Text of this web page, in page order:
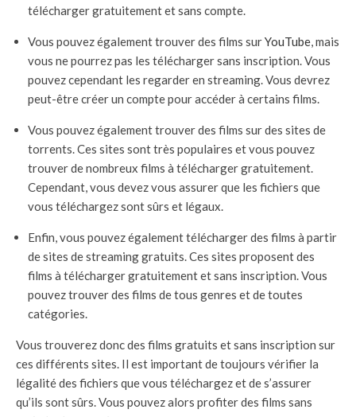
télécharger gratuitement et sans compte.
Vous pouvez également trouver des films surYouTube, mais
vous ne pourrez pas les télécharger sans inscription. Vous
pouvez cependant les regarder en streaming. Vous devrez
peut-être créer un compte pour accéder à certains films.
Vous pouvez également trouver des films sur des sites de
torrents. Ces sites sont très populaires et vous pouvez
trouver de nombreux films à télécharger gratuitement.
Cependant, vous devez vous assurer que les fichiers que
vous téléchargez sont sûrs et légaux.
Enfin, vous pouvez également télécharger des films à partir
de sites de streaming gratuits. Ces sites proposent des
films à télécharger gratuitement et sans inscription. Vous
pouvez trouver des films de tous genres et de toutes
catégories.
Vous trouverez donc des films gratuits et sans inscription sur
ces différents sites. Il est important de toujours vérifier la
légalité des fichiers que vous téléchargez et de s’assurer
qu’ils sont sûrs. Vous pouvez alors profiter des films sans